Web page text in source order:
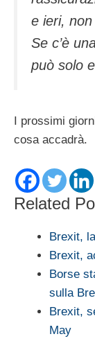
e ieri, non
Se c’è
può solo
I prossimi
cosa accadrà.
Related
Brexit,
Brexit,
Borse
sulla
Brexit,
May